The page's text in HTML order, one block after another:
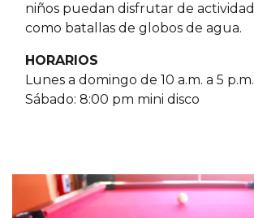
niños puedan disfrutar de
como batallas de globos de agua.
HORARIOS
Lunes a domingo de 10 a.m. a 5 p.m.
Sábado: 8:00 pm mini disco